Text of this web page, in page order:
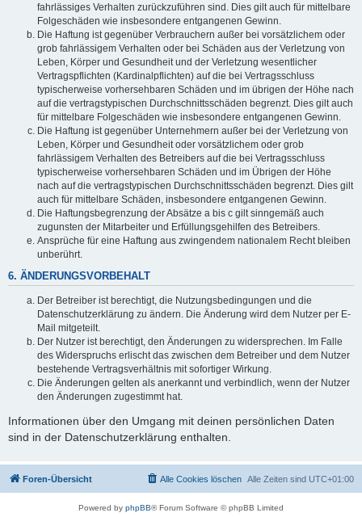
fahrlässiges Verhalten zurückzuführen sind. Dies gilt auch für mittelbare
Folgeschäden wie insbesondere entgangenen Gewinn.
Die Haftung ist gegenüber Verbrauchern außer bei vorsätzlichem oder
grob fahrlässigem Verhalten oder bei Schäden aus der Verletzung von
Leben, Körper und Gesundheit und der Verletzung wesentlicher
Vertragspflichten (Kardinalpflichten) auf die bei Vertragsschluss
typischerweise vorhersehbaren Schäden und im übrigen der Höhe nach
auf die vertragstypischen Durchschnittsschäden begrenzt. Dies gilt auch
für mittelbare Folgeschäden wie insbesondere entgangenen Gewinn.
Die Haftung ist gegenüber Unternehmern außer bei der Verletzung von
Leben, Körper und Gesundheit oder vorsätzlichem oder grob
fahrlässigem Verhalten des Betreibers auf die bei Vertragsschluss
typischerweise vorhersehbaren Schäden und im Übrigen der Höhe
nach auf die vertragstypischen Durchschnittsschäden begrenzt. Dies gilt
auch für mittelbare Schäden, insbesondere entgangenen Gewinn.
Die Haftungsbegrenzung der Absätze a bis c gilt sinngemäß auch
zugunsten der Mitarbeiter und Erfüllungsgehilfen des Betreibers.
Ansprüche für eine Haftung aus zwingendem nationalem Recht bleiben
unberührt.
6. ÄNDERUNGSVORBEHALT
Der Betreiber ist berechtigt, die Nutzungsbedingungen und die
Datenschutzerklärung zu ändern. Die Änderung wird dem Nutzer per E-
Mail mitgeteilt.
Der Nutzer ist berechtigt, den Änderungen zu widersprechen. Im Falle
des Widerspruchs erlischt das zwischen dem Betreiber und dem Nutzer
bestehende Vertragsverhältnis mit sofortiger Wirkung.
Die Änderungen gelten als anerkannt und verbindlich, wenn der Nutzer
den Änderungen zugestimmt hat.
Informationen über den Umgang mit deinen persönlichen Daten
sind in der Datenschutzerklärung enthalten.
Foren-Übersicht Alle Zeiten sind UTC+01:00
Alle Cookies löschen
Powered by phpBB® Forum Software © phpBB Limited